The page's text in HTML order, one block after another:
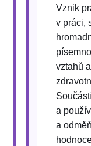
Vznik
v práci,
vztahů
a
a